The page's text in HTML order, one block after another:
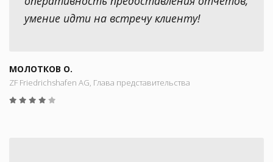
умение идти на встречу клиенту!
МОЛОТКОВ О.
ZF Friedrichshafen AG, Глава представительства